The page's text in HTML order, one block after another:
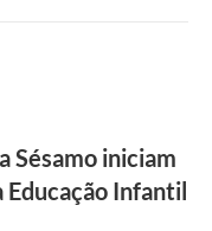
Sésamo iniciam
Educação Infantil